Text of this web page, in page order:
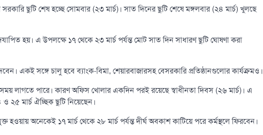
ছুটি শেষ হচ্ছে সোমবার (২৩ মার্চ)। সাত দিনের ছুটি শেষে মঙ্গলবার (২৪ মার্চ) খুলছে
হয়। এ উপলক্ষে ১৭ থেকে ২৩ মার্চ পর্যন্ত মোট সাত দিন সাধারণ ছুটি ঘোষণা করা
একই সঙ্গে চালু হবে ব্যাংক-বিমা, শেয়ারবাজারসহ বেসরকারি প্রতিষ্ঠানগুলোর কার্যক্রমও।
লাগতে পারে। কারণ অফিস খোলার একদিন পরই রয়েছে স্বাধীনতা দিবস (২৬ মার্চ)। এ
২৫ মার্চ ঐচ্ছিক ছুটি নিয়েছেন।
হওয়ায় অনেকেই ১৭ মার্চ থেকে ২৮ মার্চ পর্যন্ত দীর্ঘ অবকাশ কাটিয়ে পরে কর্মস্থলে ফিরবেন।